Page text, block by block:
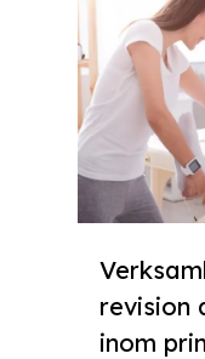
revision
inom